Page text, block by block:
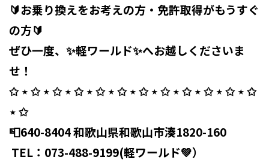
🔰お乗り換えをお考えの方・免許取得がもうすぐ
の方🔰
ぜひ一度、✨軽ワールド✨へお越しくださいま
せ！ ⁡
✩ ⋆ ✩ ⋆ ✩ ⋆ ✩ ⋆ ✩ ⋆ ✩ ⋆ ✩ ⋆ ✩ ⋆ ✩ ⋆ ✩ ⋆ ✩ ⋆ ✩
⋆ ✩ ⁡
📮640-8404 和歌山県和歌山市湊1820-160
⁡ TEL： 073-488-9199(軽ワールド💚）